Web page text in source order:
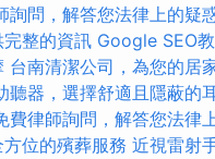
詢問，解答您法律上的疑
整的資訊 Google SEO
台南清潔公司，為您的居
聽器，選擇舒適且隱蔽的
費律師詢問，解答您法律
位的殯葬服務 近視雷射